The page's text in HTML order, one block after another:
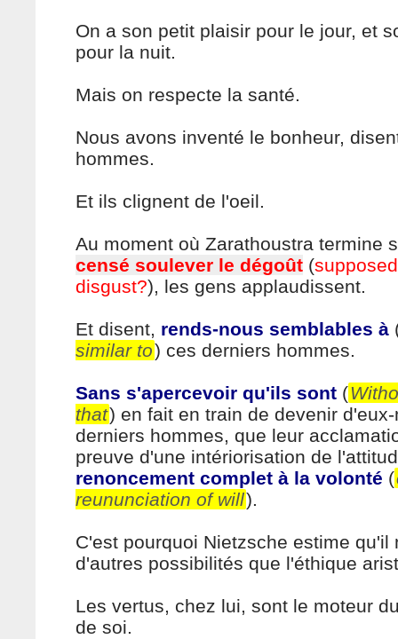
On a son petit plaisir pour le jour, et
pour la nuit.
Mais on respecte la santé.
Nous avons inventé le bonheur,
hommes.
Et ils clignent de l'oeil.
Au moment où Zarathoustra termine
censé soulever le dégoût (
disgust?), les gens applaudissent.
Et disent, rends-nous semblables à
similar to) ces derniers hommes.
Sans s'apercevoir qu'ils sont (
that) en fait en train de devenir
derniers hommes, que leur
preuve d'une intériorisation de
renoncement complet à la volonté (
reununciation of will).
C'est pourquoi Nietzsche estime qu'il
d'autres possibilités que l'éthique
Les vertus, chez lui, sont le moteur
de soi.